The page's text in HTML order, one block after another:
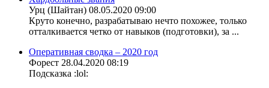
Урц (Шайтан) 08.05.2020 09:00
Круто конечно, разрабатываю нечто похожее, только
отталкивается четко от навыков (подготовки), за ...
Оперативная сводка – 2020 год
Форест 28.04.2020 08:19
Подсказка :lol: